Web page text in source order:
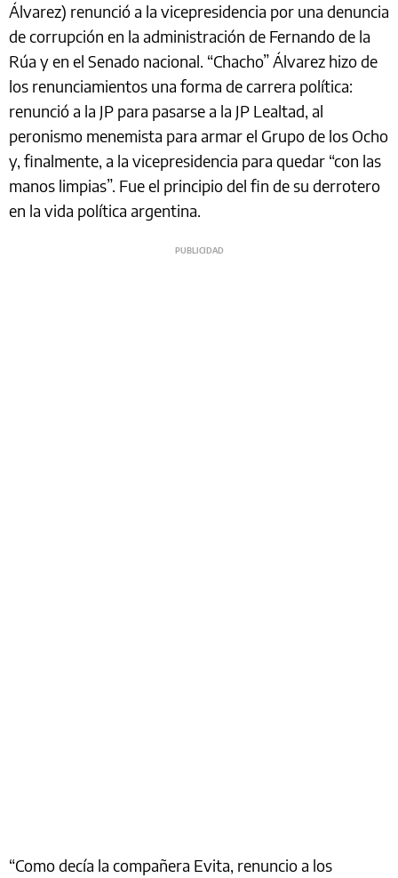
Álvarez) renunció a la vicepresidencia​ por una denuncia
de corrupción en la administración de Fernando de la
Rúa y en el Senado nacional. “Chacho” Álvarez hizo de
los renunciamientos una forma de carrera política:
renunció a la JP para pasarse a la JP Lealtad, al
peronismo menemista para armar el Grupo de los Ocho
y, finalmente, a la vicepresidencia para quedar “con las
manos limpias”. Fue el principio del fin de su derrotero
en la vida política argentina.
“Como decía la compañera Evita, renuncio a los